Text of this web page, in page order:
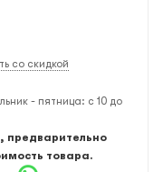
со скидкой
- пятница: с 10 до
предварительно
товара.